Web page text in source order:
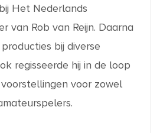
Het Nederlands
van Rob van Reijn. Daarna
bij diverse
regisseerde hij in de loop
voorstellingen voor zowel